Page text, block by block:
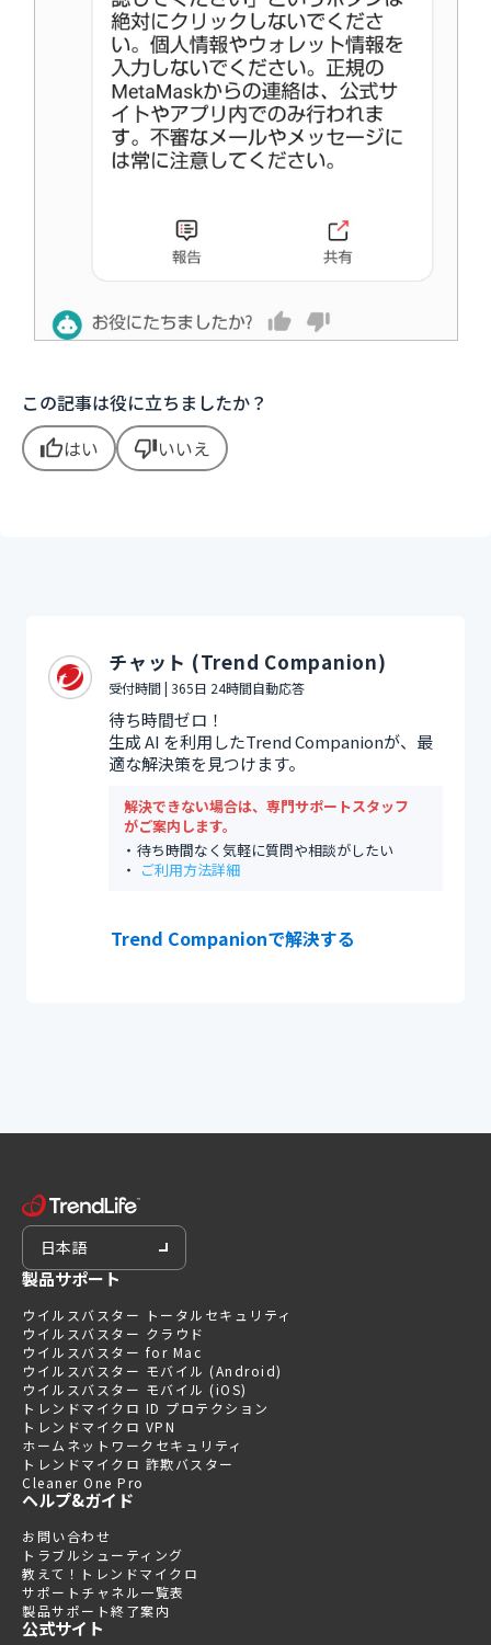
この記事は役に立ちましたか？
thumb_upはい thumb_downいいえ
チャット (Trend Companion)
受付時間 | 365日 24時間自動応答
待ち時間ゼロ！
生成 AI を利用したTrend Companionが、最
適な解決策を見つけます。
解決できない場合は、専門サポートスタッフ
がご案内します。
待ち時間なく気軽に質問や相談がしたい
ご利用方法詳細
Trend Companionで解決する
日本語
製品サポート
ウイルスバスター トータルセキュリティ
ウイルスバスター クラウド
ウイルスバスター for Mac
ウイルスバスター モバイル (Android)
ウイルスバスター モバイル (iOS)
トレンドマイクロ ID プロテクション
トレンドマイクロ VPN
ホームネットワークセキュリティ
トレンドマイクロ 詐欺バスター
Cleaner One Pro
ヘルプ&ガイド
お問い合わせ
トラブルシューティング
教えて！トレンドマイクロ
サポートチャネル一覧表
製品サポート終了案内
公式サイト